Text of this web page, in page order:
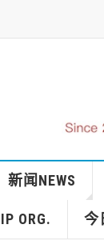
新闻NEWS
ORG. 今